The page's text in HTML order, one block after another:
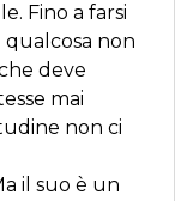
Fino a farsi
qualcosa non
deve
mai
non ci
il suo è un